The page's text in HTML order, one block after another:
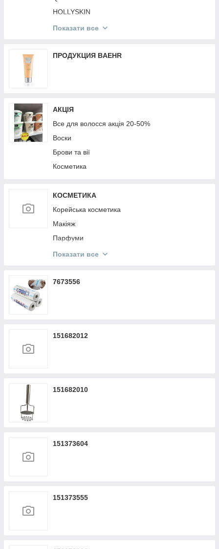
HOLLYSKIN
Mr.SCRUBBER
Victoria's Secret
Top Beauty
Показати все
ПРОДУКЦИЯ BAEHR
АКЦІЯ
Все для волосся акція 20-50%
Воски
Брови та вії
Косметика
КОСМЕТИКА
Корейська косметика
Макіяж
Парфуми
Кисти Make Up
Показати все
7673556
151682012
151682010
151373604
151373555